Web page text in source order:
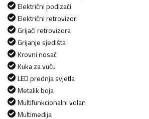
Električni podizači
Električni retrovizori
Grijači retrovizora
Grijanje sjedišta
Krovni nosač
Kuka za vuču
LED prednja svjetla
Metalik boja
Multifunkcionalni volan
Multimedija